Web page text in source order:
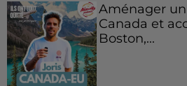
Aménager
Canada et
Boston,...